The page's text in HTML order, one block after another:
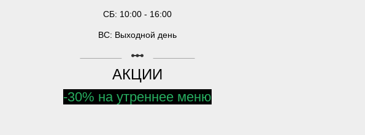
СБ: 10:00 - 16:00
ВС: Выходной день
linear_scale
АКЦИИ
-30% на утреннее меню